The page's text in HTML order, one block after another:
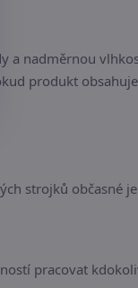
a nadměrnou
produkt
strojků občasné
pracovat